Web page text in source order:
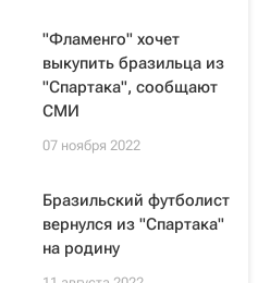
"Фламенго" хочет
выкупить бразильца из
"Спартака", сообщают
СМИ
07 ноября 2022
Бразильский футболист
вернулся из "Спартака"
на родину